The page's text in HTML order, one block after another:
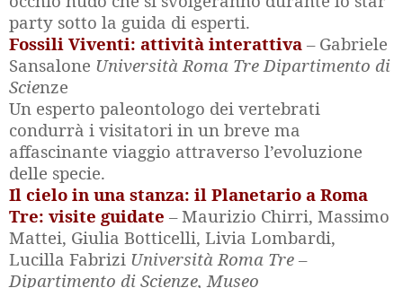
party sotto la guida di esperti.
Fossili Viventi: attività interattiva – Gabriele
Sansalone Università Roma Tre Dipartimento di
Scienze
Un esperto paleontologo dei vertebrati
condurrà i visitatori in un breve ma
affascinante viaggio attraverso l’evoluzione
delle specie.
Il cielo in una stanza: il Planetario a Roma
Tre: visite guidate – Maurizio Chirri, Massimo
Mattei, Giulia Botticelli, Livia Lombardi,
Lucilla Fabrizi Università Roma Tre –
Dipartimento di Scienze, Museo